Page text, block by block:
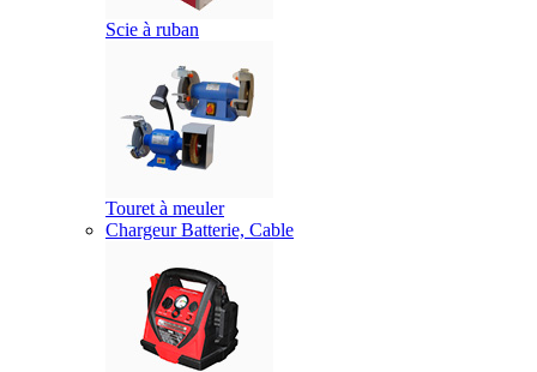
Scie à ruban
Touret à meuler
Chargeur Batterie, Cable